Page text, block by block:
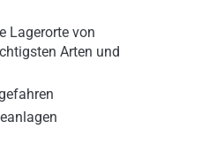
Lagerorte von
Arten und